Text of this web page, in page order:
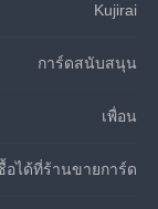
Kujirai
การ์ดสนับสนุน
เพื่อน
อได้ที่ร้านขายการ์ด